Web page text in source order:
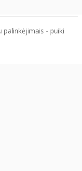
palinkėjimais - puiki